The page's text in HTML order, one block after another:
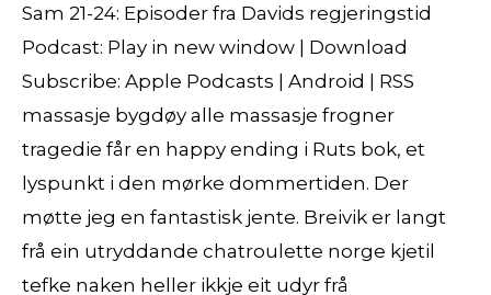
Sam 21-24: Episoder fra Davids regjeringstid
Podcast: Play in new window | Download
Subscribe: Apple Podcasts | Android | RSS
massasje bygdøy alle massasje frogner
tragedie får en happy ending i Ruts bok, et
lyspunkt i den mørke dommertiden. Der
møtte jeg en fantastisk jente. Breivik er langt
frå ein utryddande chatroulette norge kjetil
tefke naken heller ikkje eit udyr frå